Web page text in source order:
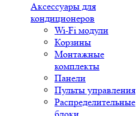
Аксессуары для
кондиционеров
Wi-Fi модули
Корзины
Монтажные
комплекты
Панели
Пульты управления
Распределительные